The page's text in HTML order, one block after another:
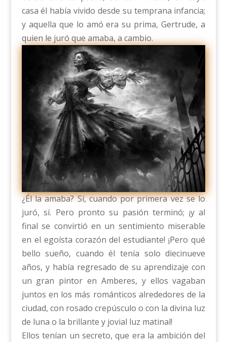
casa él había vivido desde su temprana infancia;
y aquella que lo amó era su prima, Gertrude, a
quien le juró que amaba, a cambio.
¿Él la amaba? Sí, cuando por primera vez se lo
juró, sí. Pero pronto su pasión terminó; ¡y al
final se convirtió en un sentimiento miserable
en el egoísta corazón del estudiante! ¡Pero qué
bello sueño, cuando él tenía solo diecinueve
años, y había regresado de su aprendizaje con
un gran pintor en Amberes, y ellos vagaban
juntos en los más románticos alrededores de la
ciudad, con rosado crepúsculo o con la divina luz
de luna o la brillante y jovial luz matinal!
Ellos tenían un secreto, que era la ambición del